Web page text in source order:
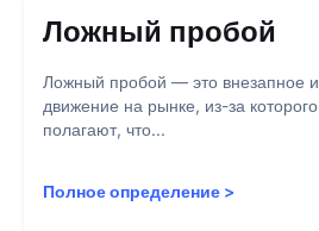
Ложный пробой
Ложный пробой — это внезапное
движение на рынке, из-за
полагают, что...
Полное определение >